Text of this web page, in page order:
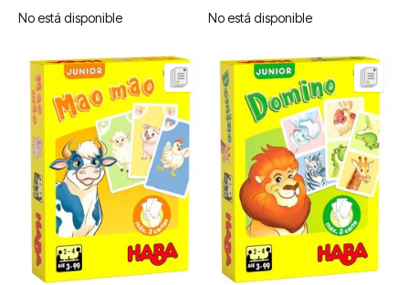
No está disponible No está disponible